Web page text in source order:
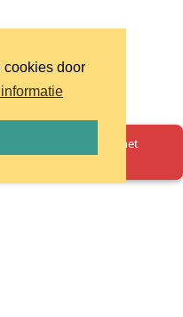
cookies door
de pagina en probeer het